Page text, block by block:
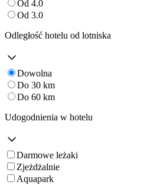
Od 4.0
Od 3.0
Odległość hotelu od lotniska
Dowolna
Do 30 km
Do 60 km
Udogodnienia w hotelu
Darmowe leżaki
Zjeżdżalnie
Aquapark